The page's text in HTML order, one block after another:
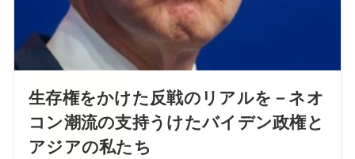
生存権をかけた反戦のリアルを－ネオ
コン潮流の支持うけたバイデン政権と
アジアの私たち